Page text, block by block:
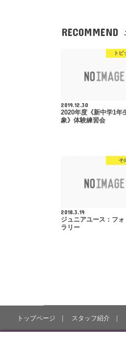
RECOMMEND
トピ
2019.12.30
2020年度《新中学1年
象》体験練習会
そ
2018.3.19
ジュニアユース：フォ
ラリー
トップページ スタッフ紹介